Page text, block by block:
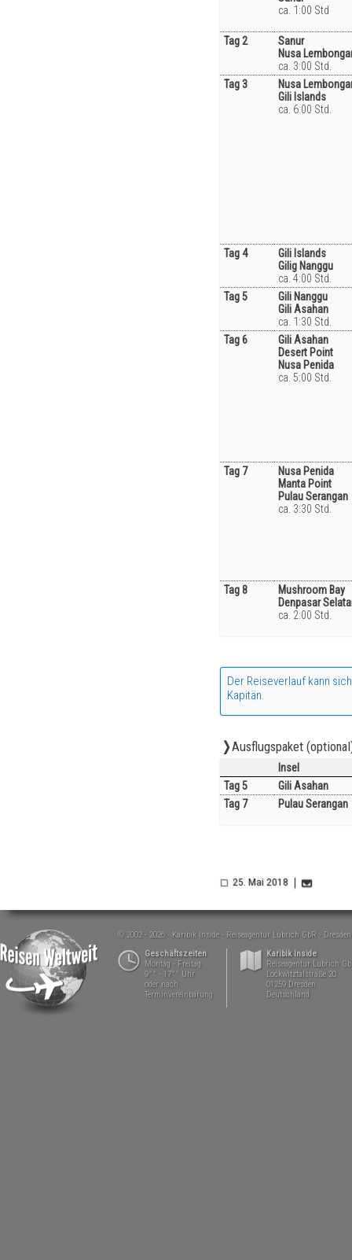
ca. 1:00 Std
Tag 2
Sanur
Nusa
ca. 3:00 Std.
Tag 3
Nusa
Gili Islands
ca. 6:00 Std.
Tag 4
Gili Islands
Gilig Nanggu
ca. 4:00 Std.
Tag 5
Gili Nanggu
Gili Asahan
ca. 1:30 Std.
Tag 6
Gili Asahan
Desert Point
Nusa Penida
ca. 5:00 Std.
Tag 7
Nusa Penida
Manta Point
Pulau Serangan
ca. 3:30 Std.
Tag 8
Mushroom Bay
Denpasar
ca. 2:00 Std.
Der Reiseverlauf kann
Kapitän.
Ausflugspaket
Insel
Tag 5
Gili Asahan
Tag 7
Pulau Serangan
25. Mai 2018
© 2002 - 2026 Karibik Inside - Reiseagentur Lubrich GbR
Dresden
Geschäftszeiten
Montag - Freitag
9°° - 17°° Uhr
oder nach
Terminvereinbarung
Karibik Inside
Reiseagentur Lubrich
Lockwitztalstraße 20
01259 Dresden
Deutschland